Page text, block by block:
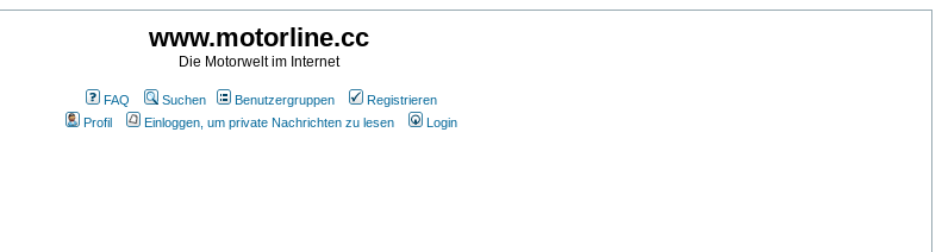
www.motorline.cc
Die Motorwelt im Internet
FAQ Suchen Benutzergruppen
Registrieren
Profil
Einloggen, um private Nachrichten zu lesen Login